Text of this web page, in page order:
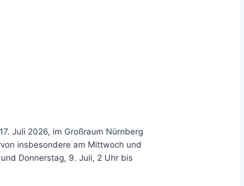
Juli 2026, im Großraum Nürnberg
insbesondere am Mittwoch und
Donnerstag, 9. Juli, 2 Uhr bis